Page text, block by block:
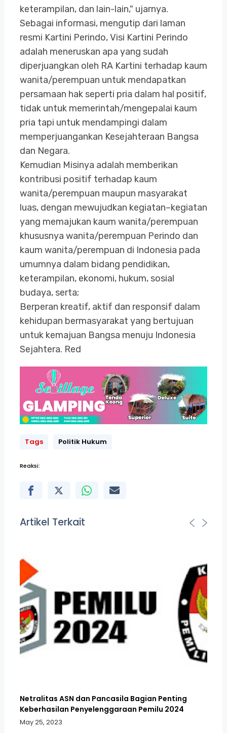
keterampilan, dan lain-lain," ujarnya.
Sebagai informasi, mengutip dari laman
resmi Kartini Perindo, Visi Kartini Perindo
adalah meneruskan apa yang sudah
diperjuangkan oleh RA Kartini terhadap kaum
wanita/perempuan untuk mendapatkan
persamaan hak seperti pria dalam hal positif,
tidak untuk memerintah/mengepalai kaum
pria tapi untuk mendampingi dalam
memperjuangankan Kesejahteraan Bangsa
dan Negara.
Kemudian Misinya adalah memberikan
kontribusi positif terhadap kaum
wanita/perempuan maupun masyarakat
luas, dengan mewujudkan kegiatan–kegiatan
yang memajukan kaum wanita/perempuan
khususnya wanita/perempuan Perindo dan
kaum wanita/perempuan di Indonesia pada
umumnya dalam bidang pendidikan,
keterampilan, ekonomi, hukum, sosial
budaya, serta;
Berperan kreatif, aktif dan responsif dalam
kehidupan bermasyarakat yang bertujuan
untuk kemajuan Bangsa menuju Indonesia
Sejahtera. Red
Tags Politik Hukum
Reaksi:
Artikel Terkait
Netralitas ASN dan Pancasila Bagian Penting
Keberhasilan Penyelenggaraan Pemilu 2024
May 25, 2023